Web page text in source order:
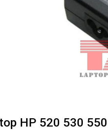
HP 520 530